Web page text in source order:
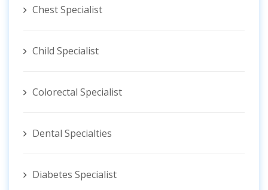
Chest Specialist
Child Specialist
Colorectal Specialist
Dental Specialties
Diabetes Specialist